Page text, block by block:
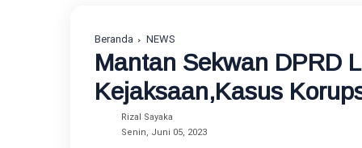
Beranda NEWS
Mantan Sekwan DPRD
Kejaksaan,Kasus
Rizal Sayaka
Senin, Juni 05, 2023